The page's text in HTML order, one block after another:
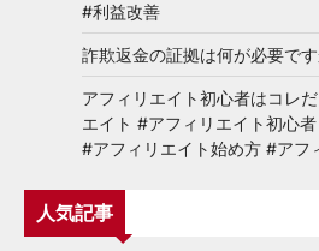
#利益改善
詐欺返金の証拠は何が必要です
アフィリエイト初心者はコレ
エイト #アフィリエイト初心
#アフィリエイト始め方 #アフ
人気記事